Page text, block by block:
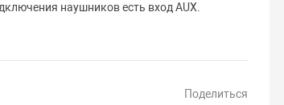
наушников есть вход AUX.
Поделиться